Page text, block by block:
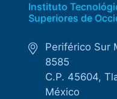
Instituto
Superiores de
Periférico Sur
8585
C.P. 45604,
México